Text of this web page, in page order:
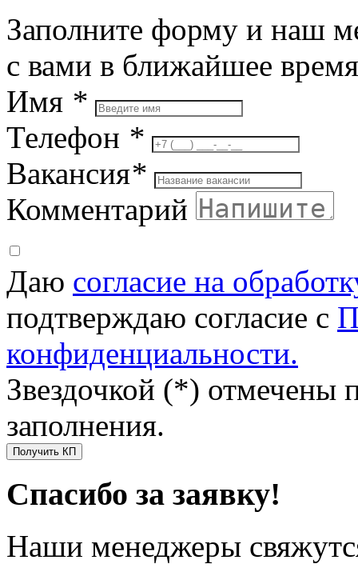
Заполните форму и наш
с вами в ближайшее время
Имя *
Телефон *
Вакансия*
Комментарий
Даю согласие на
подтверждаю согласие с
конфиденциальности.
Звездочкой (*) отмечены
заполнения.
Получить КП
Спасибо за заявку!
Наши менеджеры